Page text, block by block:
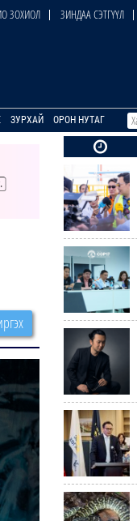
ЗОХИОЛ ЗИНДАА СЭТГҮҮЛ
ЗУРХАЙ ОРОН НУТАГ